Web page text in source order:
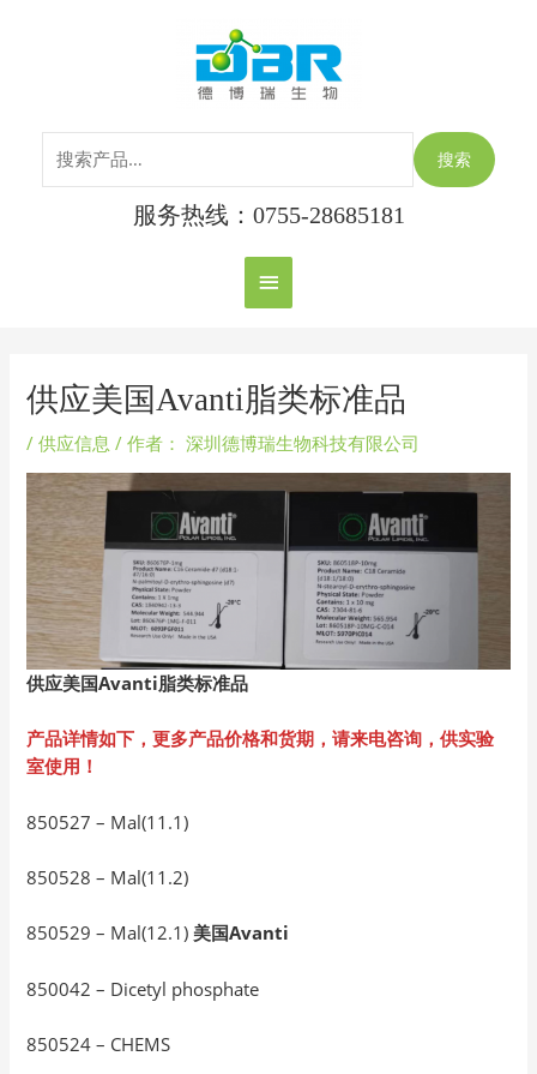
主
菜
单
搜索
服务热线：0755-28685181
供应美国Avanti脂类标准品
/供应信息 / 作者： 深圳德博瑞生物科技有限公司
供应美国Avanti脂类标准品
产品详情如下，更多产品价格和货期，请来电咨询，供实验
室使用！
850527 – Mal(11.1)
850528 – Mal(11.2)
850529 – Mal(12.1)美国Avanti
850042 – Dicetyl phosphate
850524 – CHEMS